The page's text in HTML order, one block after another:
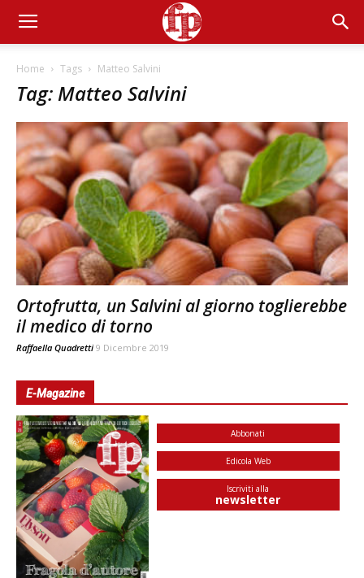
Home Tags Matteo Salvini
Tag: Matteo Salvini
Ortofrutta, un Salvini al giorno toglierebbe
il medico di torno
Raffaella Quadretti 9 Dicembre 2019
E-Magazine
Abbonati
Edicola Web
Iscriviti alla
newsletter